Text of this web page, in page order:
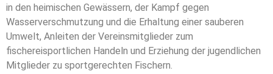
in den heimischen Gewässern, der Kampf gegen
Wasserverschmutzung und die Erhaltung einer sauberen
Umwelt, Anleiten der Vereinsmitglieder zum
fischereisportlichen Handeln und Erziehung der jugendlichen
Mitglieder zu sportgerechten Fischern.